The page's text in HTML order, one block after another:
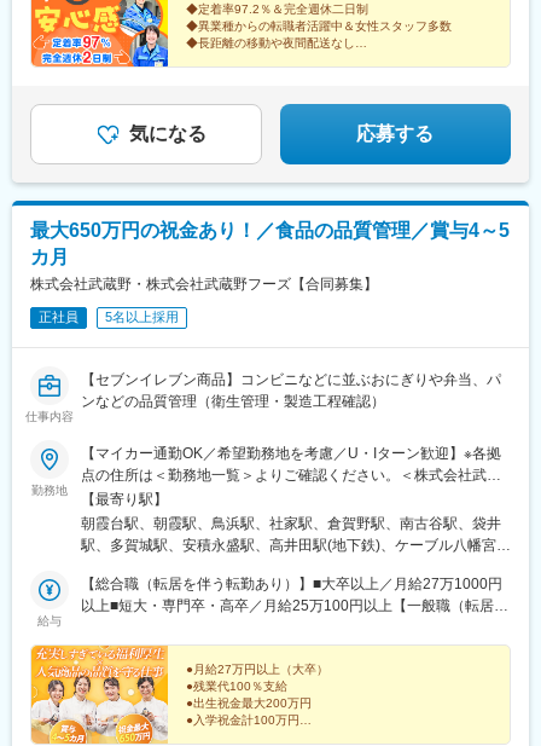
◆定着率97.2％＆完全週休二日制
◆異業種からの転職者活躍中＆女性スタッフ多数
◆長距離の移動や夜間配送なし
気になる 応募する
最大650万円の祝金あり！／食品の品質管理／賞与4～5
カ月
株式会社武蔵野・株式会社武蔵野フーズ【合同募集】
正社員 5名以上採用
仕事内容
【セブンイレブン商品】コンビニなどに並ぶおにぎりや弁当、パ
ンなどの品質管理（衛生管理・製造工程確認）
勤務地
【マイカー通勤OK／希望勤務地を考慮／U・Iターン歓迎】※各拠
点の住所は＜勤務地一覧＞よりご確認ください。＜株式会社武蔵
野＞〇埼玉県・埼玉工場・朝霞工場・埼玉麺工場〇神奈川県・横
浜工場・神奈川工場〇静岡県・東海工場〇宮城県・仙台工場〇福
島県・福島工場〇群馬県・群馬工場・群馬フローズンファクトリ
福岡県・福岡工場・北九州工場〇沖縄・沖縄工場＜株式会社武蔵
野フーズ＞〇埼玉県・カムス第1工場 ・カムス第2工場 ・三芳
県・福岡麺工場★一般職は転居を伴う異動なし★受動喫煙対策あ
り★U・Iターン支援あり※2社合同募集。配属先については入社さ
れた法人内でご希望を考慮して決定します。
【最寄り駅】
朝霞台駅、朝霞駅、鳥浜駅、社家駅、倉賀野駅、南古谷駅、袋井
駅、多賀城駅、安積永盛駅、高井田駅(地下鉄)、ケーブル八幡宮山
津駅(兵庫県)、ふじみ野駅、新座駅、瀬高駅、柳瀬川駅、高井田中
央駅
給与
【総合職（転居を伴う転勤あり）】■大卒以上／月給27万1000円
以上■短大・専門卒・高卒／月給25万100円以上【一般職（転居を
卒・高卒／月給21万5200円以上※年齢・経験・能力などを考慮の
上優遇します。※総合職の場合は、転居を伴う異動が発生する場合
がございます。◎別途、賞与年2回と各種手当（時間外手当は全額
支給）を支給！【試用期間中】■大卒以上／月給23万6100円以上■
短大・専門卒・高卒／月給21万5200円以上＜各社共通＞
●月給27万円以上（大卒）
●残業代100％支給
●出生祝金最大200万円
●入学祝金計100万円